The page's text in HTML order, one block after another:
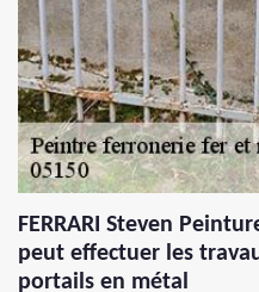
FERRARI Steven
peut effectuer les
portails en métal